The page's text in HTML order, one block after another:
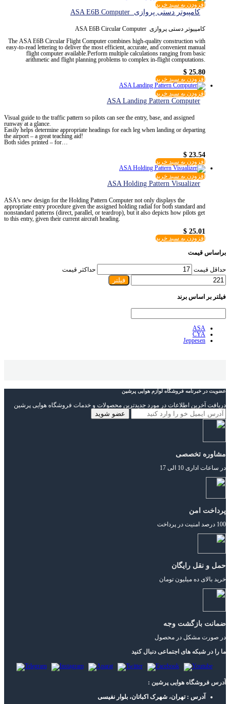
افزودن به سبد خرید
کامپیوتر دستی پروازی ASA E6B Computer
کامپیوتر دستی پروازی ASA E6B Circular Computer
The ASA E6B Circular Flight Computer combines high-quality construction with
easy-to-read lettering to deliver the most efficient, accurate, and convenient manual
flight computer available.Perform multiple calculations ranging from basic
arithmetic and flight planning problems to complex in-flight computations.
$ 25.80
افزودن به سبد خرید
افزودن به سبد خرید
ASA Landing Pattern Computer
Visual guide to the traffic pattern so pilots can see the entry, base, and assigned
runway at a glance.
Easily helps determine appropriate headings for each leg when landing or departing
the airport – a great teaching aid!
Both sides printed – for…
$ 23.54
افزودن به سبد خرید
افزودن به سبد خرید
ASA Holding Pattern Visualizer
ASA’s new design for the Holding Pattern Computer not only displays the
appropriate entry procedure given the assigned holding radial for both standard and
nonstandard patterns (direct, parallel, or teardrop), but it also depicts how pilots get
to this entry, given their current aircraft heading.
$ 25.01
افزودن به سبد خرید
براساس قیمت
حداقل قیمت حداکثر قیمت
فیلتر
فیلتر بر اساس برند
ASA
CYA
Jeppesen
عضویت در خبرنامه فروشگاه لوازم هوایی پرشین
دریافت آخرین اطلاعات در مورد جدیدترین محصولات و خدمات فروشگاه هوایی پرشین
مشاوره تخصصی
در ساعات اداری 10 الی 17
پرداخت امن
100 درصد امنیت در پرداخت
حمل و نقل رایگان
خرید بالای ده میلیون تومان
ضمانت بازگشت وجه
در صورت مشکل در محصول
ما را در شبکه های اجتماعی دنبال کنید
آدرس فروشگاه هوایی پرشین :
آدرس : تهران، شهرک اکباتان، بلوار نفیسی